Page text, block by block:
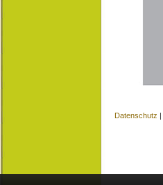
Datenschutz |